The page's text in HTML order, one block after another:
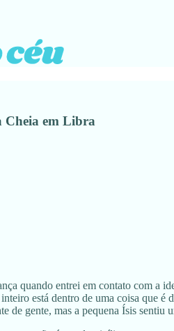
Cheia em Libra
quando entrei em contato com a
está dentro de uma coisa que
de gente, mas a pequena Ísis